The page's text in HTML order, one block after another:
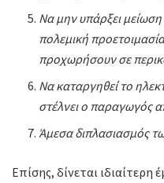
Να μην υπάρξει
πολεμική
προχωρήσουν σε
Να καταργηθεί το
στέλνει ο παραγωγός
Άμεσα διπλασιασμός
Επίσης, δίνεται